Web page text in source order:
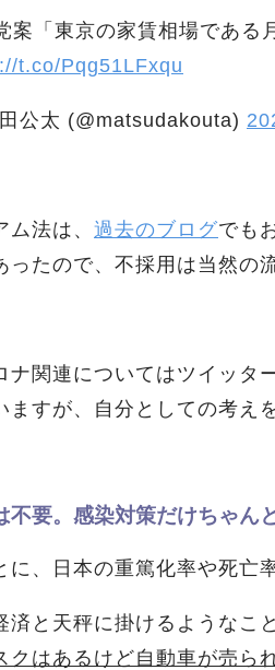
案「東京の家賃相場である
t.co/Pqg51LFxqu
公太 (@matsudakouta)
ム法は、 過去のブログでも
ったので、不採用は当然の
ナ関連についてはツイッタ
ますが、自分としての考え
不要。感染対策だけちゃん
に、日本の重篤化率や死亡
済と天秤に掛けるようなこ
クはあるけど自動車が売ら